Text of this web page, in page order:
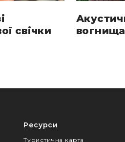
свічки
вогнища
Ресурси
Туристична карта